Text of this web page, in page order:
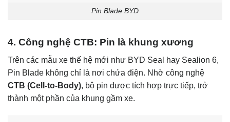
Pin Blade BYD
4. Công nghệ CTB: Pin là khung xương
Trên các mẫu xe thế hệ mới như BYD Seal hay Sealion 6,
Pin Blade không chỉ là nơi chứa điện. Nhờ công nghệ
CTB (Cell-to-Body), bộ pin được tích hợp trực tiếp, trở
thành một phần của khung gầm xe.